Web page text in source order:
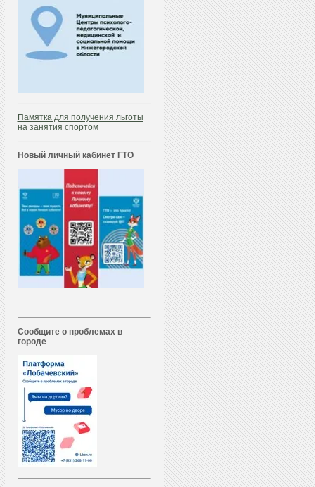
Памятка для получения льготы
на занятия спортом
Новый личный кабинет ГТО
Сообщите о проблемах в
городе